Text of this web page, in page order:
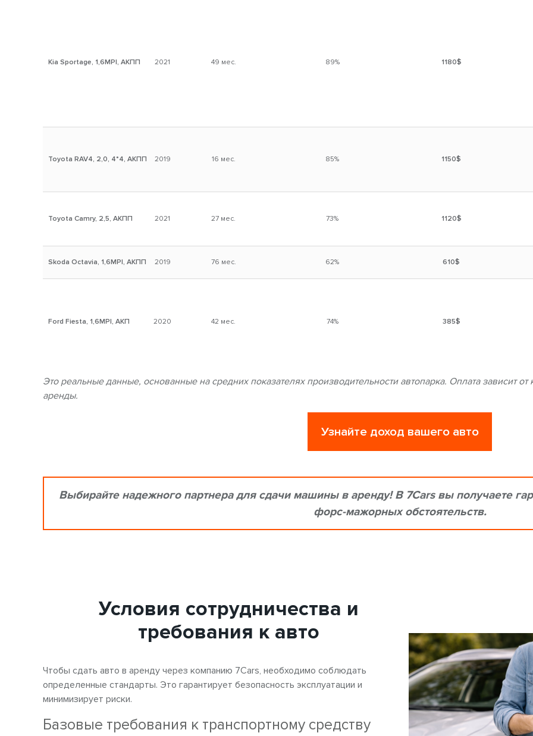
Kia Sportage, 1,6MPI, АКПП 2021 49 мес. 89% 1180$
Toyota RAV4, 2,0, 4*4, АКПП 2019 16 мес. 85% 1150$
Toyota Camry, 2,5, АКПП 2021 27 мес. 73% 1120$
Skoda Octavia, 1,6MPI, АКПП 2019 76 мес. 62% 610$
Ford Fiesta, 1,6MPI, АКП 2020 42 мес. 74% 385$
Это реальные данные, основанные на средних показателях производительности автопарка. Оплата зависит
аренды.
Узнайте доход вашего авто
Выбирайте надежного партнера для сдачи машины в аренду! В 7Cars вы получаете
форс-мажорных обстоятельств.
Условия сотрудничества и
требования к авто
Чтобы сдать авто в аренду через компанию 7Cars, необходимо соблюдать
определенные стандарты. Это гарантирует безопасность эксплуатации и
минимизирует риски.
Базовые требования к транспортному средству